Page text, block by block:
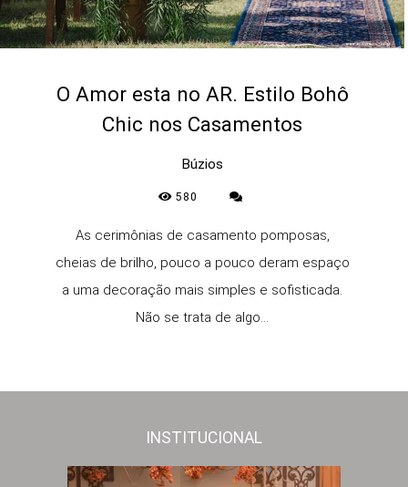
O Amor esta no AR. Estilo Bohô
Chic nos Casamentos
Búzios
580
As cerimônias de casamento pomposas,
cheias de brilho, pouco a pouco deram espaço
a uma decoração mais simples e sofisticada.
Não se trata de algo...
INSTITUCIONAL